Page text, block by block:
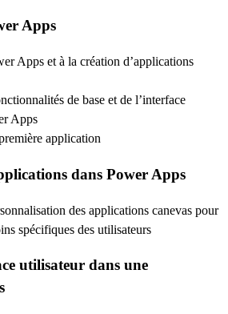
Apps
Apps et à la création d’applications
de base et de l’interface
Apps
application
dans Power Apps
des applications canevas pour
spécifiques des utilisateurs
utilisateur dans une